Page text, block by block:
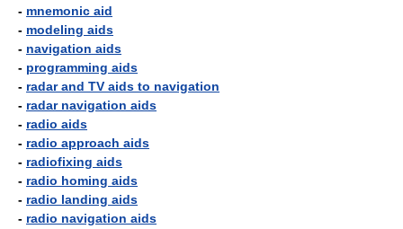
- mnemonic aid
- modeling aids
- navigation aids
- programming aids
- radar and TV aids to navigation
- radar navigation aids
- radio aids
- radio approach aids
- radiofixing aids
- radio homing aids
- radio landing aids
- radio navigation aids